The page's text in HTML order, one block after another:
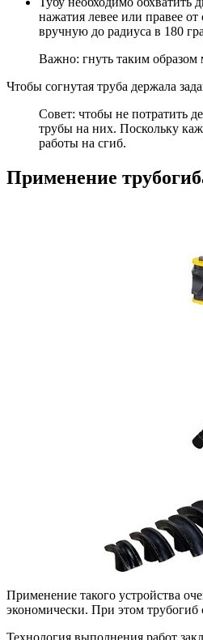
нажатия левее или правее
вручную до радиуса в 180
Важно: гнуть таким
Чтобы согнутая труба держала
Совет: чтобы не потратить
трубы на них. Поскольку
работы на сгиб.
Применение
Применение такого устройства
экономически. При этом трубогиб
Технология выполнения работ